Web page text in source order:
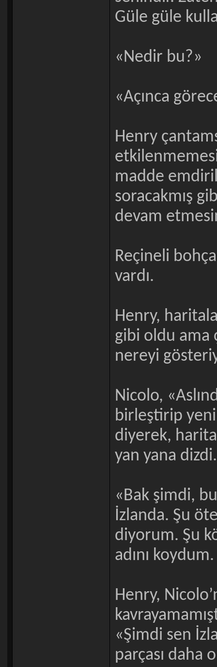
Güle güle
«Nedir bu?»
«Açınca
Henry
madde
soracakmış
devam
Reçineli
vardı.
Henry,
gibi oldu ama
nereyi
Nicolo,
birleştirip
diyerek, harita
yan yana
«Bak şimdi,
İzlanda. Şu
diyorum. Şu
adını
Henry,
«Şimdi sen
parçası daha